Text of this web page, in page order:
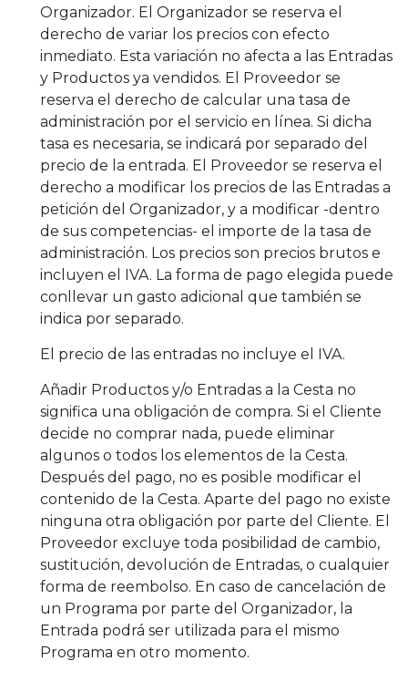
Organizador. El Organizador se reserva el
derecho de variar los precios con efecto
inmediato. Esta variación no afecta a las Entradas
y Productos ya vendidos. El Proveedor se
reserva el derecho de calcular una tasa de
administración por el servicio en línea. Si dicha
tasa es necesaria, se indicará por separado del
precio de la entrada. El Proveedor se reserva el
derecho a modificar los precios de las Entradas a
petición del Organizador, y a modificar -dentro
de sus competencias- el importe de la tasa de
administración. Los precios son precios brutos e
incluyen el IVA. La forma de pago elegida puede
conllevar un gasto adicional que también se
indica por separado.
El precio de las entradas no incluye el IVA.
Añadir Productos y/o Entradas a la Cesta no
significa una obligación de compra. Si el Cliente
decide no comprar nada, puede eliminar
algunos o todos los elementos de la Cesta.
Después del pago, no es posible modificar el
contenido de la Cesta. Aparte del pago no existe
ninguna otra obligación por parte del Cliente. El
Proveedor excluye toda posibilidad de cambio,
sustitución, devolución de Entradas, o cualquier
forma de reembolso. En caso de cancelación de
un Programa por parte del Organizador, la
Entrada podrá ser utilizada para el mismo
Programa en otro momento.